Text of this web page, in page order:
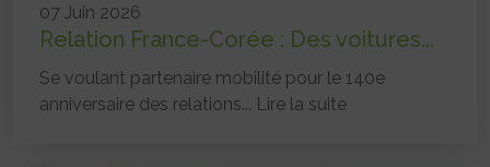
07 Juin 2026
Relation France-Corée : Des voitures...
Se voulant partenaire mobilité pour le 140e
anniversaire des relations... Lire la suite